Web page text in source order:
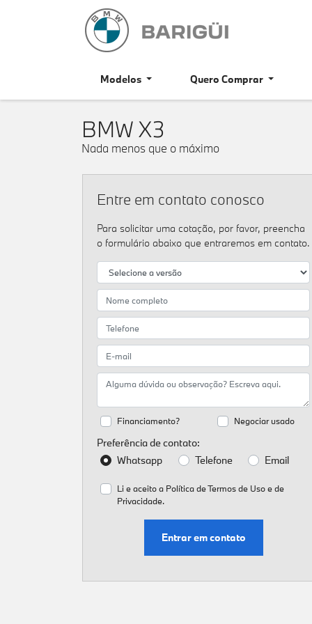
Modelos Quero Comprar
BMW X3
Nada menos que o máximo
Entre em contato conosco
Para solicitar uma cotação, por favor, preencha
o formulário abaixo que entraremos em contato.
Financiamento? Negociar usado
Preferência de contato:
Whatsapp
Telefone Email
Li e aceito a Política de Termos de Uso e de
Privacidade.
Entrar em contato